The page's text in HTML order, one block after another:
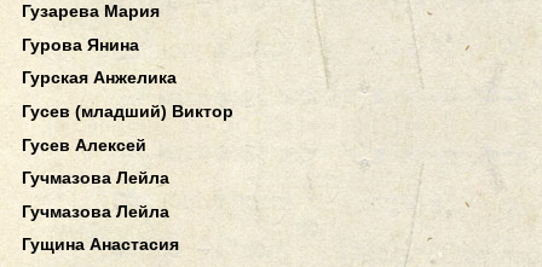
Гузарева Мария
Гурова Янина
Гурская Анжелика
Гусев (младший) Виктор
Гусев Алексей
Гучмазова Лейла
Гучмазова Лейла
Гущина Анастасия